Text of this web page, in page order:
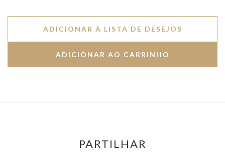
ADICIONAR À LISTA DE DESEJOS
PARTILHAR